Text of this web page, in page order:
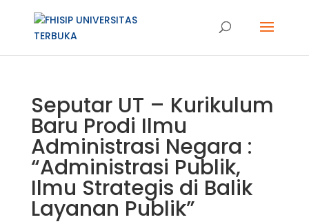
Seputar UT – Kurikulum
Baru Prodi Ilmu
Administrasi Negara :
“Administrasi Publik,
Ilmu Strategis di Balik
Layanan Publik”